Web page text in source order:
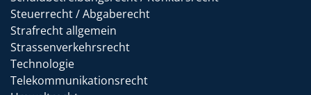
Steuerrecht / Abgaberecht
Strafrecht allgemein
Strassenverkehrsrecht
Technologie
Telekommunikationsrecht